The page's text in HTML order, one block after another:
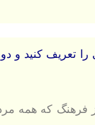
تعریف كنيد و دو
فرهنگ كه همه